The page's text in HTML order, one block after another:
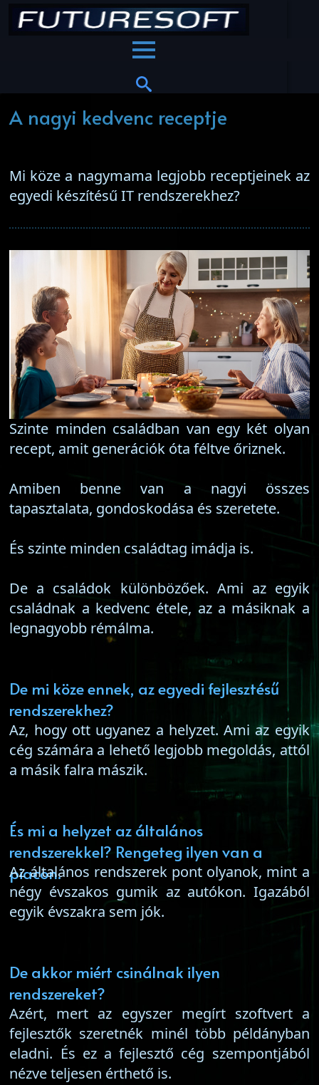
A nagyi kedvenc receptje
Mi köze a nagymama legjobb receptjeinek az
egyedi készítésű IT rendszerekhez?
Szinte minden családban van egy két olyan
recept, amit generációk óta féltve őriznek.
Amiben benne van a nagyi összes
tapasztalata, gondoskodása és szeretete.
És szinte minden családtag imádja is.
De a családok különbözőek. Ami az egyik
családnak a kedvenc étele, az a másiknak a
legnagyobb rémálma.
De mi köze ennek, az egyedi fejlesztésű
rendszerekhez?
Az, hogy ott ugyanez a helyzet. Ami az egyik
cég számára a lehető legjobb megoldás, attól
a másik falra mászik.
És mi a helyzet az általános
rendszerekkel? Rengeteg ilyen van a
piacon.
Az általános rendszerek pont olyanok, mint a
négy évszakos gumik az autókon. Igazából
egyik évszakra sem jók.
De akkor miért csinálnak ilyen
rendszereket?
Azért, mert az egyszer megírt szoftvert a
fejlesztők szeretnék minél több példányban
eladni. És ez a fejlesztő cég szempontjából
nézve teljesen érthető is.